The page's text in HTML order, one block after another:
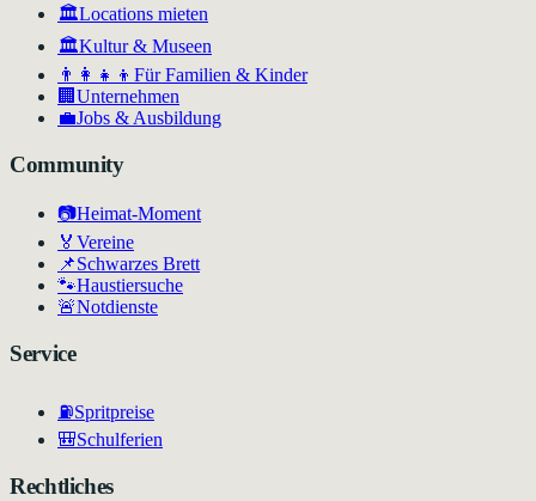
🏛️Locations mieten
🏛Kultur & Museen
👨‍👩‍👧‍👦 Für Familien & Kinder
🏢 Unternehmen
💼Jobs & Ausbildung
Community
📷Heimat-Moment
🏅 Vereine
📌Schwarzes Brett
🐾Haustiersuche
🚨Notdienste
Service
⛽Spritpreise
🎒Schulferien
Rechtliches